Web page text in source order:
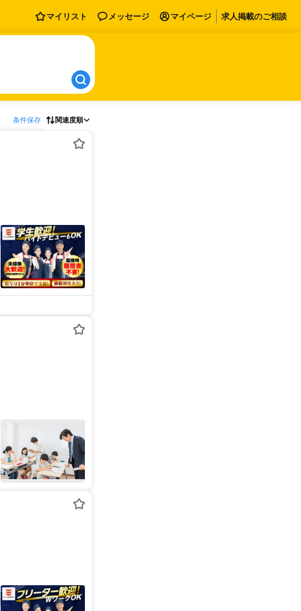
マイリスト メッセージ マイページ 求人掲載のご相談
条件保存 関連度順